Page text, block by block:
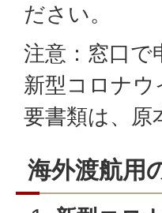
ださい。
注意：窓口で
新型コロナ
要書類は、原
海外渡航用